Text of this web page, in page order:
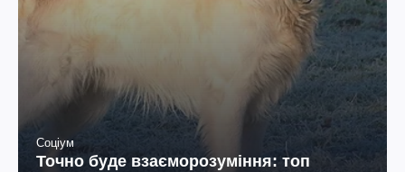
Соціум
Точно буде взаєморозуміння: топ